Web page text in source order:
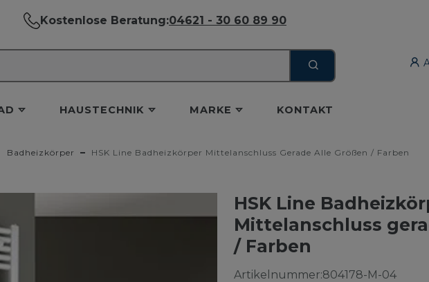
Kostenlose Beratung:04621 - 30 60 89 90
HAUSTECHNIK MARKE KONTAKT
Badheizkörper HSK Line Badheizkörper Mittelanschluss Gerade Alle Größen / Farben
HSK Line
Mittelanschluss
/ Farben
Artikelnummer:804178-M-04